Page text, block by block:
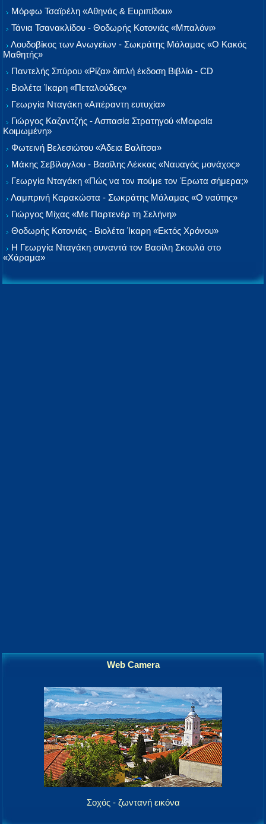
Μόρφω Τσαϊρέλη «Αθηνάς & Ευριπίδου»
Τάνια Τσανακλίδου - Θοδωρής Κοτονιάς «Μπαλόνι»
Λουδοβίκος των Ανωγείων - Σωκράτης Μάλαμας «Ο Κακός
Μαθητής»
Παντελής Σπύρου «Ρίζα» διπλή έκδοση Βιβλίο - CD
Βιολέτα Ίκαρη «Πεταλούδες»
Γεωργία Νταγάκη «Aπέραντη ευτυχία»
Γιώργος Καζαντζής - Ασπασία Στρατηγού «Μοιραία
Κοιμωμένη»
Φωτεινή Βελεσιώτου «Άδεια Βαλίτσα»
Μάκης Σεβίλογλου - Βασίλης Λέκκας «Ναυαγός μονάχος»
Γεωργία Νταγάκη «Πώς να τον πούμε τον Έρωτα σήμερα;»
Λαμπρινή Καρακώστα - Σωκράτης Μάλαμας «Ο ναύτης»
Γιώργος Μίχας «Με Παρτενέρ τη Σελήνη»
Θοδωρής Κοτονιάς - Βιολέτα Ίκαρη «Εκτός Χρόνου»
Η Γεωργία Νταγάκη συναντά τον Βασίλη Σκουλά στο
«Χάραμα»
Web Camera
Σοχός - ζωντανή εικόνα